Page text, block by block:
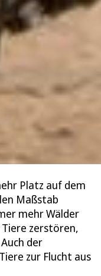
Platz auf dem
Maßstab
mehr Wälder
zerstören,
der
zur Flucht aus